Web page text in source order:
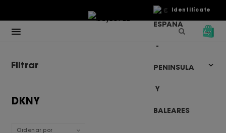
Identifícate
€
DKNY
Ordenar por
Filtrar